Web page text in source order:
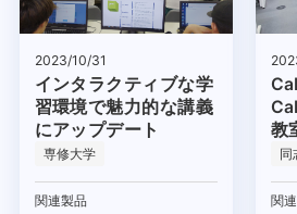
2023/10/31
インタラクティブな学
習環境で魅力的な講義
にアップデート
専修大学
関連製品
教
同
関